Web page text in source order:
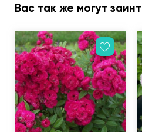
Вас так же могут